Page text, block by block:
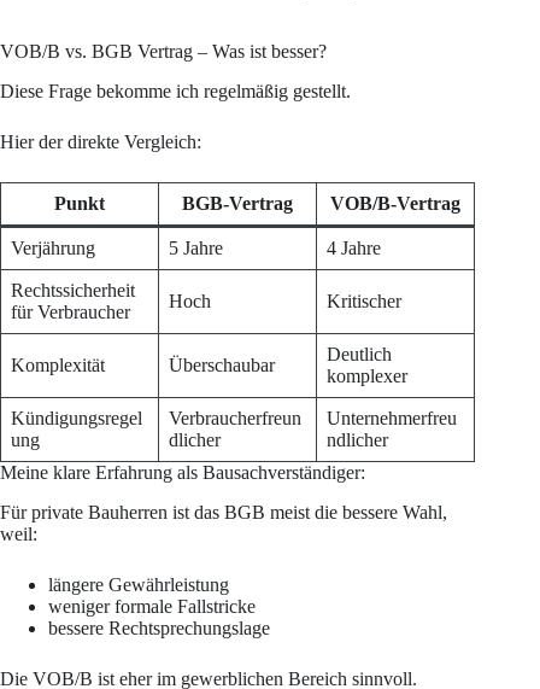
VOB/B vs. BGB Vertrag – Was ist besser?
Diese Frage bekomme ich regelmäßig gestellt.
Hier der direkte Vergleich:
Punkt BGB-Vertrag VOB/B-Vertrag
Verjährung 5 Jahre 4 Jahre
Rechtssicherheit
für Verbraucher
Hoch Kritischer
Komplexität Überschaubar
Deutlich
komplexer
Kündigungsregel
ung
Verbraucherfreun
dlicher
Unternehmerfreu
ndlicher
Meine klare Erfahrung als Bausachverständiger:
Für private Bauherren ist das BGB meist die bessere Wahl,
weil:
längere Gewährleistung
weniger formale Fallstricke
bessere Rechtsprechungslage
Die VOB/B ist eher im gewerblichen Bereich sinnvoll.